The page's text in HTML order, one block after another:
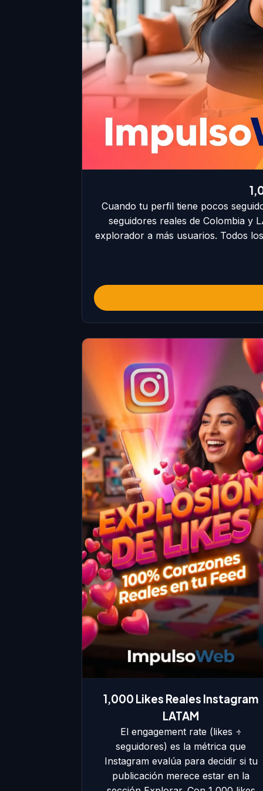
Cuando tu perfil tiene pocos
seguidores reales de Colombia y
explorador a más usuarios. Todos
1,000 Likes Reales Instagram
LATAM
El engagement rate (likes ÷
seguidores) es la métrica que
Instagram evalúa para decidir si tu
publicación merece estar en la